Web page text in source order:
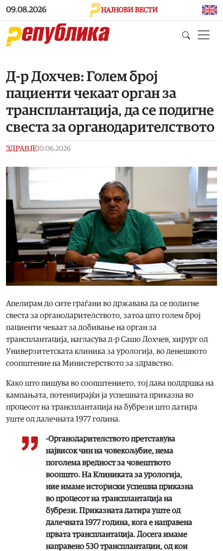
Skip to main content
09.08.2026 НАЈНОВИ ВЕСТИ
Д-р Дохчев: Голем број
пациенти чекаат орган за
трансплантација, да се подигне
свеста за органодарителството
ЗДРАВЈЕ10.06.2026
Апелирам до сите граѓани во државава да се подигне
свеста за органодарителството, затоа што голем број
пациенти чекаат за добивање на орган за
трансплантација, нагласува д-р Сашо Дохчев, хирург од
Универзитетската клиника за урологија, во денешното
соопштение на Министерството за здравство.
Како што пишува во соопштението, тој дава поддршка на
кампањата, потенцирајќи ја успешната приказна во
процесот на трансплантација на бубрези што датира
уште од далечната 1977 година.
-Органодарителството претставува
највисок чин на човекољубие, нема
поголема вредност за човештвото
воопшто. На Клиниката за урологија,
ние имаме историски успешна приказна
во процесот на трансплантација на
бубрези. Приказната датира уште од
далечната 1977 година, кога е направена
првата трансплантација. Досега имаме
направено 530 трансплантации, од кои